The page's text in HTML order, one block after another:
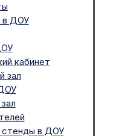
в ДОУ
кабинет
зал
в ДОУ